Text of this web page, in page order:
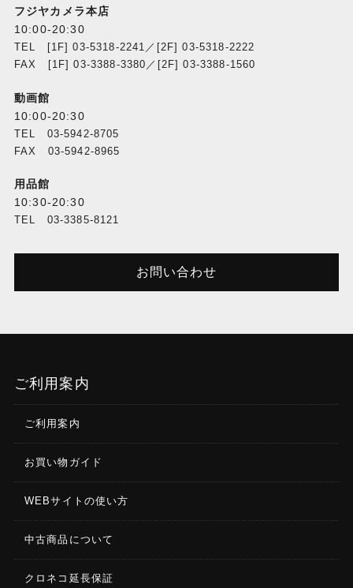
フジヤカメラ本店
10:00-20:30
TEL [1F] 03-5318-2241／[2F] 03-5318-2222
FAX [1F] 03-3388-3380／[2F] 03-3388-1560
動画館
10:00-20:30
TEL 03-5942-8705
FAX 03-5942-8965
用品館
10:30-20:30
TEL 03-3385-8121
お問い合わせ
ご利用案内
ご利用案内
お買い物ガイド
WEBサイトの使い方
中古商品について
クロネコ延長保証